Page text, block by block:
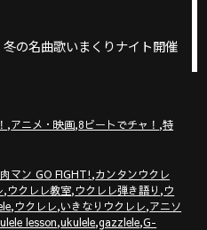
の名曲歌いまくりナイト開催
ッピーになれちゃう本」新
,アニメ・映画,8ビートでチャ！ ,特
マン GO FIGHT!,カンタンウクレ
,ウクレレ教室,ウクレレ弾き語り ,ウ
,ウクレレ,いきなりウクレレ,アニソ
lesson,ukulele,gazzlele,G-